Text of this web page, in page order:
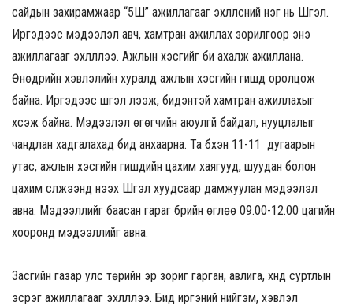
сайдын захирамжаар “5Ш” ажиллагааг эхлүүлсний нэг нь Шүгэл.
Иргэдээс мэдээлэл авч, хамтран ажиллах зорилгоор энэ
ажиллагааг эхлүүллээ. Ажлын хэсгийг би ахалж ажиллана.
Өнөдрийн хэвлэлийн хуралд ажлын хэсгийн гишүүд оролцож
байна. Иргэдээс шүгэл үлээж, бидэнтэй хамтран ажиллахыг
хүсэж байна. Мэдээлэл өгөгчийн аюулгүй байдал, нууцлалыг
чандлан хадгалахад бид анхаарна. Та бүхэн 11-11 дугаарын
утас, ажлын хэсгийн гишүүдийн цахим хаягууд, шуудан болон
цахим сүлжээнд нээх Шүгэл хуудсаар дамжуулан мэдээлэл
авна. Мэдээллийг баасан гараг бүрийн өглөө 09.00-12.00 цагийн
хооронд мэдээллийг авна.
Засгийн газар улс төрийн эр зориг гарган, авлига, хүнд суртлын
эсрэг ажиллагааг эхлүүллээ. Бид иргэний нийгэм, хэвлэл